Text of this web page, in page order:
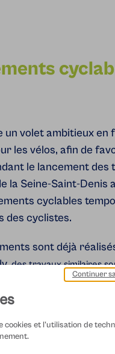
un volet ambitieux en
les vélos, afin de
le lancement des
la Seine-Saint-Denis
cyclables
des cyclistes.
sont déjà
des travaux similaires
dispositif et
et l'utilisation de
Continuer